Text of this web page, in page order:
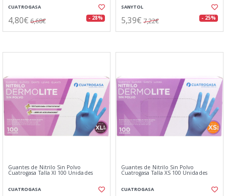
CUATROGASA
4,80€ 6,68€ - 28%
SANYTOL
5,39€ 7,22€ - 25%
Guantes de Nitrilo Sin Polvo
Cuatrogasa Talla Xl 100 Unidades
CUATROGASA
Guantes de Nitrilo Sin Polvo
Cuatrogasa Talla XS 100 Unidades
CUATROGASA